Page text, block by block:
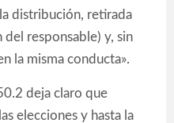
distribución, retirada
del responsable) y, sin
la misma conducta».
deja claro que
elecciones y hasta la